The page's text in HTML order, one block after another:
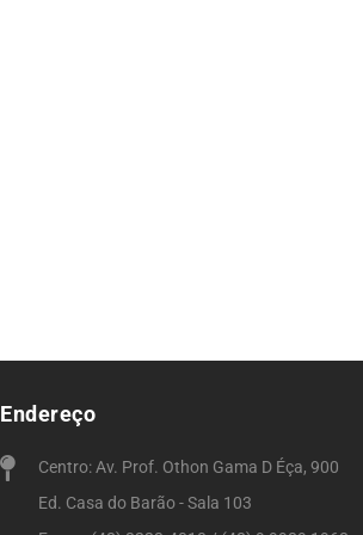
Endereço
Centro: Av. Prof. Othon Gama D Éça, 900
Ed. Casa do Barão - Sala 103